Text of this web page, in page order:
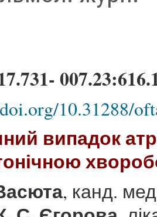
10.31288/
випадок
, канд.